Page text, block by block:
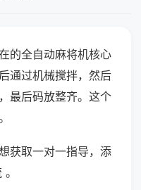
的全自动麻将机核心
通过机械搅拌，然后
最后码放整齐。这个
获取一对一指导，添